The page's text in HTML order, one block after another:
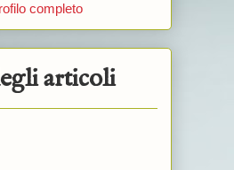
completo
articoli